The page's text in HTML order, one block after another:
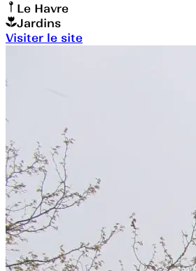
Le Havre
Jardins
Visiter le site